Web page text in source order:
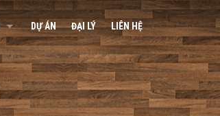
DỰ ÁN ĐẠI LÝ LIÊN HỆ